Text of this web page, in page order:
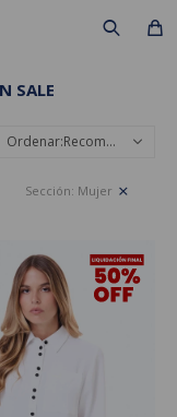
SALE
Recomendados
Sección: Mujer